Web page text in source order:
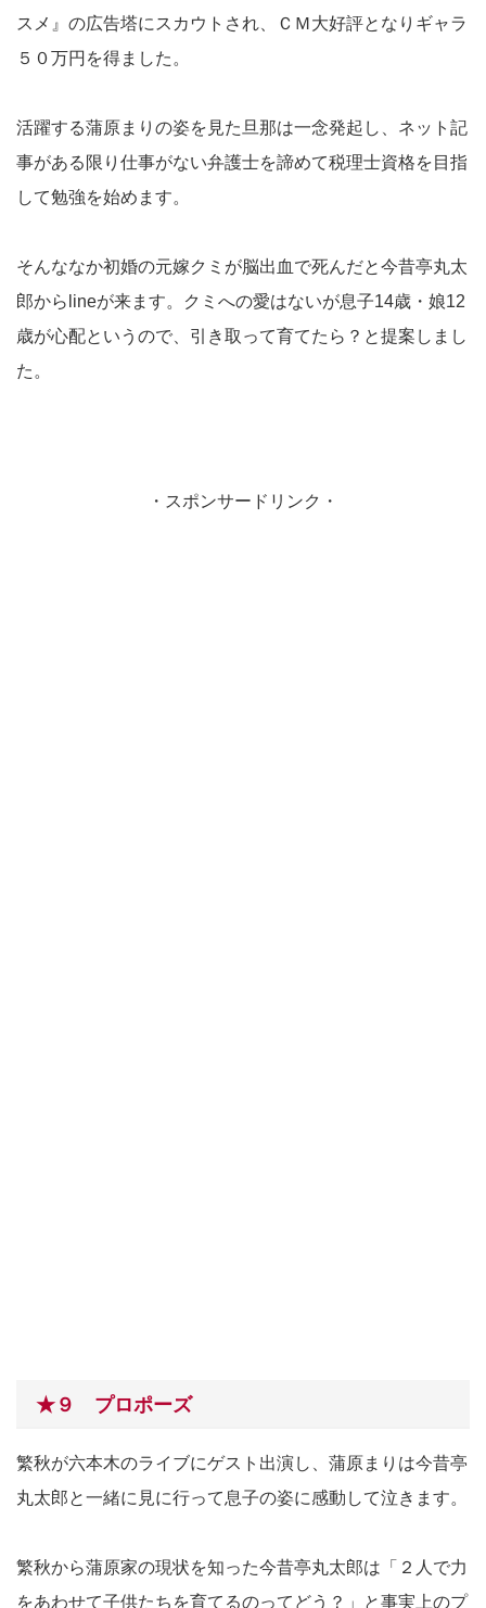
スメ』の広告塔にスカウトされ、ＣＭ大好評となりギャラ
５０万円を得ました。
活躍する蒲原まりの姿を見た旦那は一念発起し、ネット記
事がある限り仕事がない弁護士を諦めて税理士資格を目指
して勉強を始めます。
そんななか初婚の元嫁クミが脳出血で死んだと今昔亭丸太
郎からlineが来ます。クミへの愛はないが息子14歳・娘12
歳が心配というので、引き取って育てたら？と提案しまし
た。
・スポンサードリンク・
★９ プロポーズ
繁秋が六本木のライブにゲスト出演し、蒲原まりは今昔亭
丸太郎と一緒に見に行って息子の姿に感動して泣きます。
繁秋から蒲原家の現状を知った今昔亭丸太郎は「２人で力
をあわせて子供たちを育てるのってどう？」と事実上のプ